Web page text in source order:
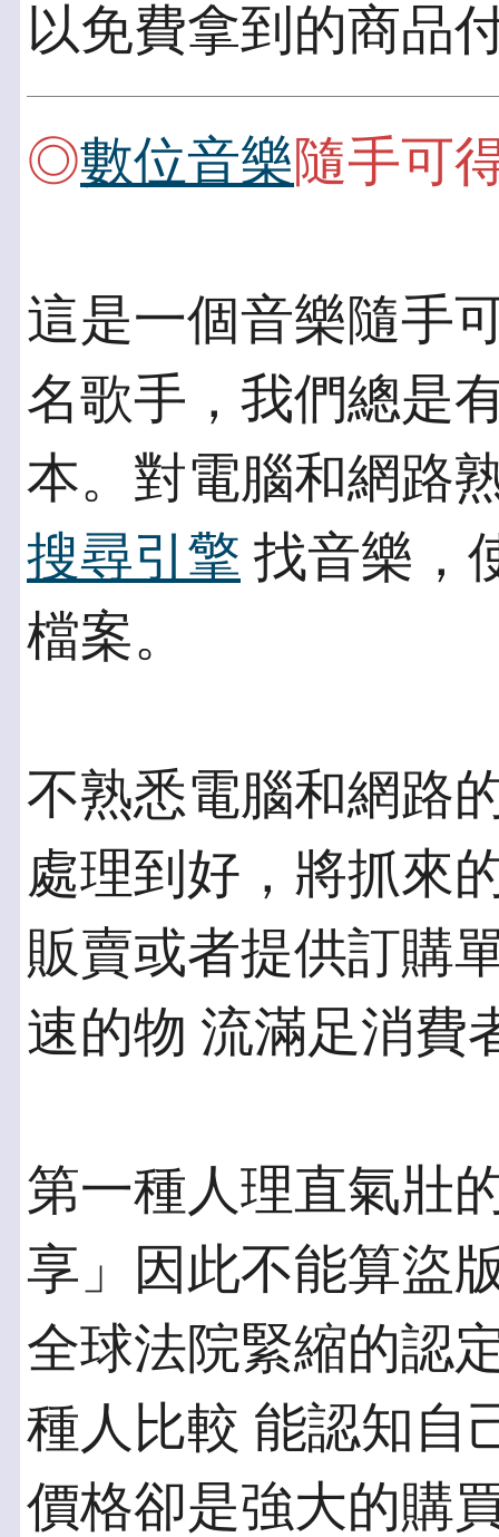
以免費拿到的商品
◎數位音樂隨手可
這是一個音樂隨手
名歌手，我們總是
本。對電腦和網路
搜尋引擎 找音樂，
檔案。
不熟悉電腦和網路
處理到好，將抓來
販賣或者提供訂購
速的物 流滿足消費
第一種人理直氣壯
享」因此不能算盜
全球法院緊縮的認
種人比較 能認知自
價格卻是強大的購